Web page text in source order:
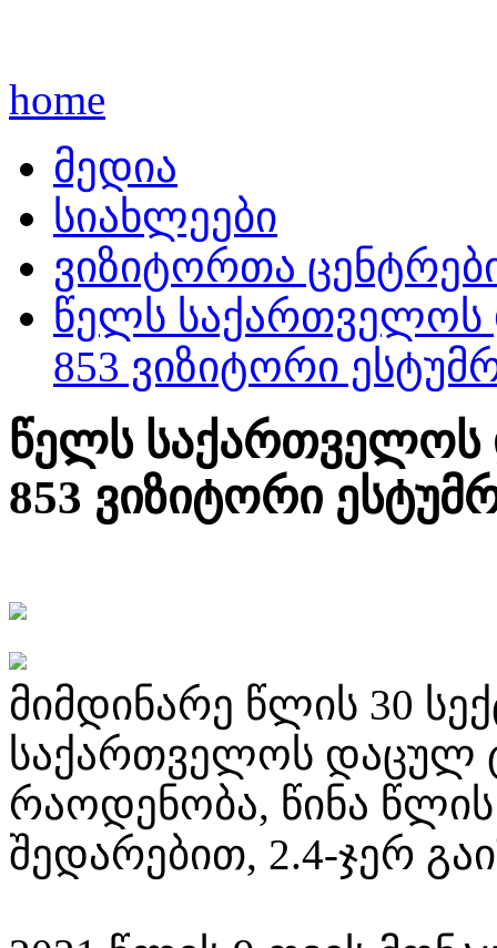
home
მედია
სიახლეები
ვიზიტორთა
წელს საქართველოს
853 ვიზიტორი
წელს საქართველოს
853 ვიზიტორი
მიმდინარე წლის 30
საქართველოს დაცულ
რაოდენობა, წინა
შედარებით, 2.4-ჯერ